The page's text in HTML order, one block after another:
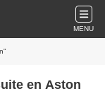
MENU
en Aston